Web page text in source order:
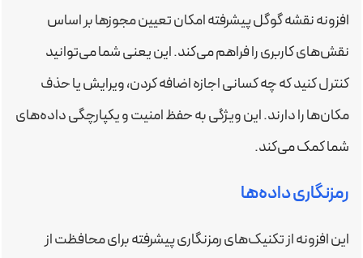
افزونه نقشه گوگل پیشرفته امکان تعیین مجوزها بر اساس
نقش‌های کاربری را فراهم می‌کند. این یعنی شما می‌توانید
کنترل کنید که چه کسانی اجازه اضافه کردن، ویرایش یا حذف
مکان‌ها را دارند. این ویژگی به حفظ امنیت و یکپارچگی داده‌های
شما کمک می‌کند.
رمزنگاری داده‌ها
این افزونه از تکنیک‌های رمزنگاری پیشرفته برای محافظت از